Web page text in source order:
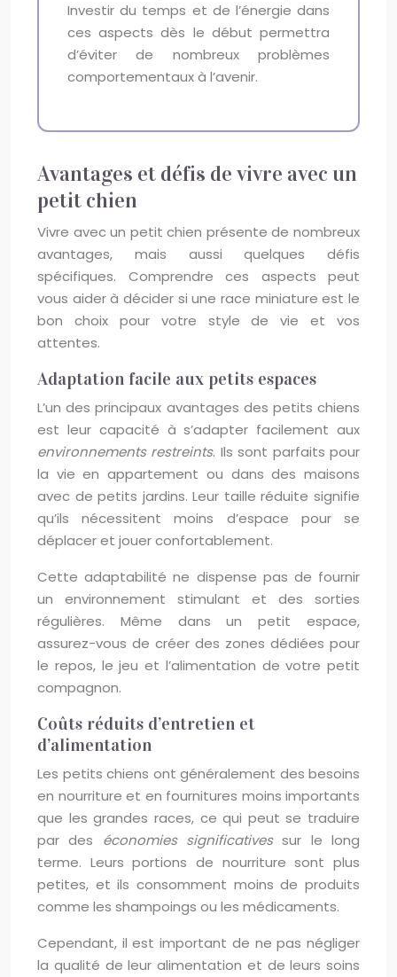
Investir du temps et de l’énergie dans
ces aspects dès le début permettra
d’éviter de nombreux problèmes
comportementaux à l’avenir.
Avantages et défis de vivre avec un
petit chien
Vivre avec un petit chien présente de nombreux
avantages, mais aussi quelques défis
spécifiques. Comprendre ces aspects peut
vous aider à décider si une race miniature est le
bon choix pour votre style de vie et vos
attentes.
Adaptation facile aux petits espaces
L’un des principaux avantages des petits chiens
est leur capacité à s’adapter facilement aux
environnements restreints. Ils sont parfaits pour
la vie en appartement ou dans des maisons
avec de petits jardins. Leur taille réduite signifie
qu’ils nécessitent moins d’espace pour se
déplacer et jouer confortablement.
Cette adaptabilité ne dispense pas de fournir
un environnement stimulant et des sorties
régulières. Même dans un petit espace,
assurez-vous de créer des zones dédiées pour
le repos, le jeu et l’alimentation de votre petit
compagnon.
Coûts réduits d’entretien et
d’alimentation
Les petits chiens ont généralement des besoins
en nourriture et en fournitures moins importants
que les grandes races, ce qui peut se traduire
par des économies significativessur le long
terme. Leurs portions de nourriture sont plus
petites, et ils consomment moins de produits
comme les shampoings ou les médicaments.
Cependant, il est important de ne pas négliger
la qualité de leur alimentation et de leurs soins